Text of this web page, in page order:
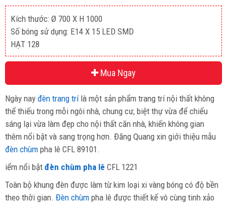
Kích thước: Ø 700 X H 1000
Số bóng sử dụng: E14 X 15 LED SMD
HẠT 128
Mua Ngay
Ngày nay đèn trang trílà một sản phẩm trang trí nội thất không
thể thiếu trong mỗi ngôi nhà, chung cư, biệt thự vừa để chiếu
sáng lại vừa làm đẹp cho nội thất căn nhà, khiến không gian
thêm nổi bật và sang trọng hơn. Đăng Quang xin giới thiệu mẫu
đèn chùm pha lê CFL 89101.
iểm nổi bật đèn chùm pha lê CFL 1221
Toàn bộ khung đèn được làm từ kim loại xi vàng bóng có độ bền
theo thời gian. Đèn chùm pha lê được thiết kế vô cùng tinh xảo